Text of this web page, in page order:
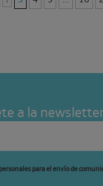
a la
para el envío de